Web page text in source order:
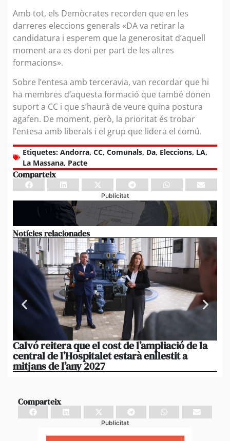
Amb tot, els Demòcrates recorden que en les
darreres eleccions generals «DA va retirar la
candidatura i esperem que la generositat d’aquell
moment ara es doni per part de les altres
formacions».
Sobre l’entesa amb terceravia, van recordar que hi
ha membres d’aquesta formació que també donen
suport a CC i que s’haurà de veure quina postura
agafen. De moment, però, la prioritat és trobar
l’entesa amb liberals i el grup que lidera el comú.
Etiquetes: Andorra, CC, Comunals, Da, Eleccions, LA,
La Massana, Pacte
Comparteix
Publicitat
Notícies relacionades
Calvó reitera que el cost de l’ampliació de la
central de l’Hospitalet estarà enllestit a
mitjans de l’any 2027
Comparteix
Publicitat